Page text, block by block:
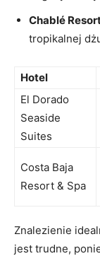
Chablé
tropikalnej
Hotel
El Dorado
Seaside
Suites
Costa Baja
Resort & Spa
Znalezienie
jest trudne,